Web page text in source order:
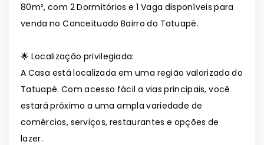
80m², com 2 Dormitórios e 1 Vaga disponíveis para
venda no Conceituado Bairro do Tatuapé.
🌟 Localização privilegiada:
A Casa está localizada em uma região valorizada do
Tatuapé. Com acesso fácil a vias principais, você
estará próximo a uma ampla variedade de
comércios, serviços, restaurantes e opções de
lazer.